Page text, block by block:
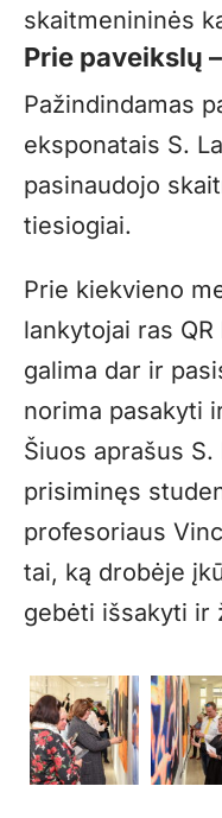
skaitmenininės
Prie paveikslų
Pažindindamas
eksponatais S.
pasinaudojo
tiesiogiai.
Prie kiekvieno
lankytojai ras
galima dar ir
norima pasakyti
Šiuos aprašus
prisiminęs
profesoriaus
tai, ką drobėje
gebėti išsakyti ir